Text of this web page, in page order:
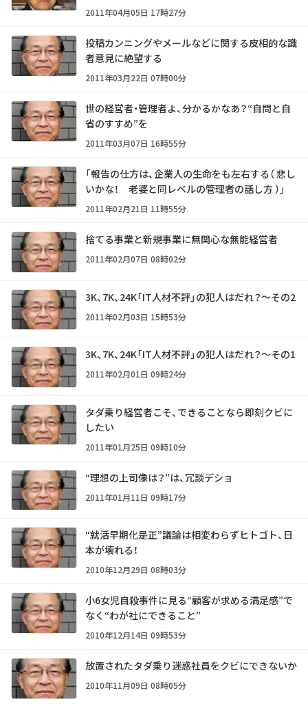
2011年04月05日 17時27分
投稿カンニングやメールなどに関する皮相的な識
者意見に絶望する
2011年03月22日 07時00分
世の経営者・管理者よ、分かるかなあ？“自問と自
省のすすめ”を
2011年03月07日 16時55分
「報告の仕方は、企業人の生命をも左右する（ 悲し
いかな！ 老婆と同レベルの管理者の話し方 ）」
2011年02月21日 11時55分
捨てる事業と新規事業に無関心な無能経営者
2011年02月07日 08時02分
3K、7K、24K「IT人材不評」の犯人はだれ？～その2
2011年02月03日 15時53分
3K、7K、24K「IT人材不評」の犯人はだれ？～その1
2011年02月01日 09時24分
タダ乗り経営者こそ、できることなら即刻クビに
したい
2011年01月25日 09時10分
“理想の上司像は？”は、冗談デショ
2011年01月11日 09時17分
“就活早期化是正”議論は相変わらずヒトゴト、日
本が壊れる！
2010年12月29日 08時03分
小6女児自殺事件に見る“顧客が求める満足感”で
なく“わが社にできること”
2010年12月14日 09時53分
放置されたタダ乗り迷惑社員をクビにできないか
2010年11月09日 08時05分